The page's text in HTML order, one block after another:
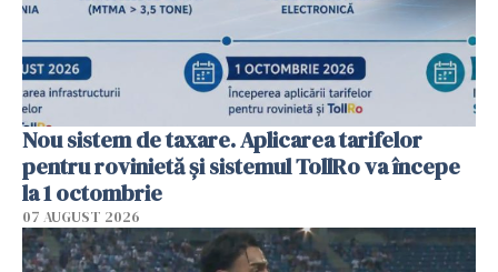
Nou sistem de taxare. Aplicarea tarifelor
pentru rovinietă şi sistemul TollRo va începe
la 1 octombrie
07 AUGUST 2026